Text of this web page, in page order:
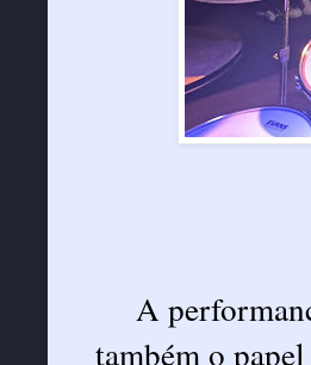
A
também o